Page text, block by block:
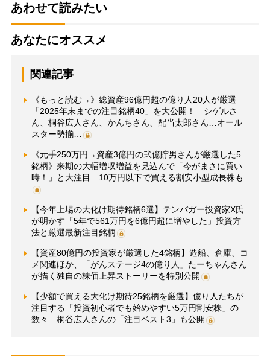
あわせて読みたい
あなたにオススメ
関連記事
《もっと読む→》総資産96億円超の億り人20人が厳選
「2025年末までの注目銘柄40」を大公開！ シゲルさ
ん、桐谷広人さん、かんちさん、配当太郎さん…オール
スター勢揃…
《元手250万円→資産3億円の弐億貯男さんが厳選した5
銘柄》来期の大幅増収増益を見込んで「今がまさに買い
時！」と大注目 10万円以下で買える割安小型成長株も
【今年上場の大化け期待銘柄6選】テンバガー投資家X氏
が明かす「5年で561万円を6億円超に増やした」投資方
法と厳選最新注目銘柄
【資産80億円の投資家が厳選した4銘柄】造船、倉庫、コ
メ関連ほか、「がんステージ4の億り人」たーちゃんさん
が描く独自の株価上昇ストーリーを特別公開
【少額で買える大化け期待25銘柄を厳選】億り人たちが
注目する「投資初心者でも始めやすい5万円割安株」の
数々 桐谷広人さんの「注目ベスト3」も公開